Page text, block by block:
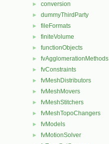
► conversion
► dummyThirdParty
► fileFormats
► finiteVolume
► functionObjects
► fvAgglomerationMethods
► fvConstraints
► fvMeshDistributors
► fvMeshMovers
► fvMeshStitchers
► fvMeshTopoChangers
► fvModels
► fvMotionSolver